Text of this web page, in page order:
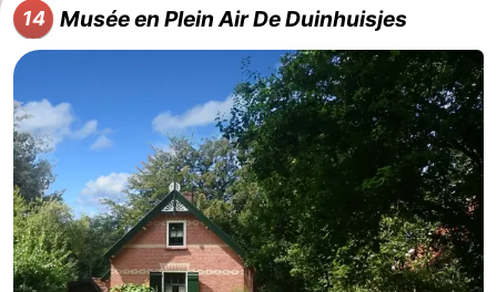
14 Musée en Plein Air De Duinhuisjes